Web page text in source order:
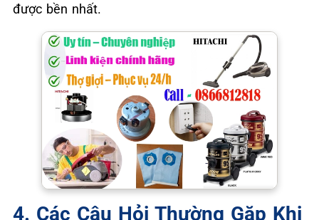
được bền nhất.
4. Các Câu Hỏi Thường Gặp Khi